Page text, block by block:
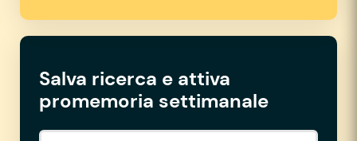
Salva ricerca e attiva
promemoria settimanale